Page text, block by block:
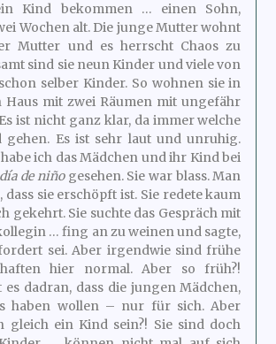
Kind bekommen … einen Sohn,
Wochen alt. Die junge Mutter wohnt
Mutter und es herrscht Chaos zu
sind sie neun Kinder und viele von
selber Kinder. So wohnen sie in
Haus mit zwei Räumen mit ungefähr
ist nicht ganz klar, da immer welche
gehen. Es ist sehr laut und unruhig.
ich das Mädchen und ihr Kind bei
de niñogesehen. Sie war blass. Man
sie erschöpft ist. Sie redete kaum
gekehrt. Sie suchte das Gespräch mit
… fing an zu weinen und sagte,
sei. Aber irgendwie sind frühe
hier normal. Aber so früh?!
es dadran, dass die jungen Mädchen,
haben wollen – nur für sich. Aber
gleich ein Kind sein?! Sie sind doch